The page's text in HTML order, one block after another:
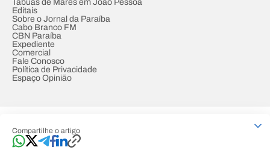
Compartilhe o artigo
Tábuas de Marés em João Pessoa
Editais
Sobre o Jornal da Paraíba
Cabo Branco FM
CBN Paraíba
Expediente
Comercial
Fale Conosco
Política de Privacidade
Espaço Opinião
Developed by Designed by